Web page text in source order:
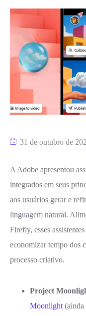
31 de outubro de
A Adobe apresentou
integrados em seus
aos usuários gerar e
linguagem natural.
Firefly, esses
economizar tempo dos
processo criativo.
Project
Moonlight(ainda